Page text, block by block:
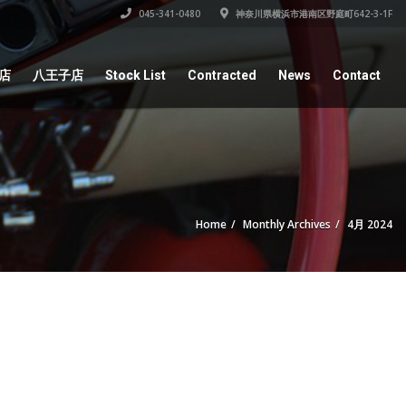
045-341-0480 神奈川県横浜市港南区野庭町642-3-1F
八王子店 Stock List Contracted News Contact
Home Monthly Archives 4月 2024